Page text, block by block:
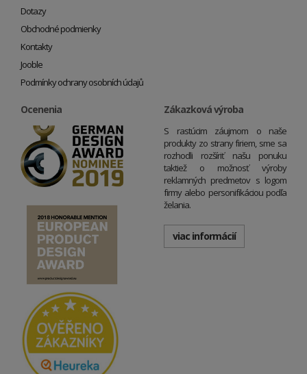
Dotazy
Obchodné podmienky
Kontakty
Jooble
Podmínky ochrany osobních údajů
Ocenenia Zákazková výroba
S rastúcim záujmom o naše
produkty zo strany firiem, sme sa
rozhodli rozšíriť našu ponuku
taktiež o možnosť výroby
reklamných predmetov s logom
firmy alebo personifikáciou podľa
želania.
viac informácií